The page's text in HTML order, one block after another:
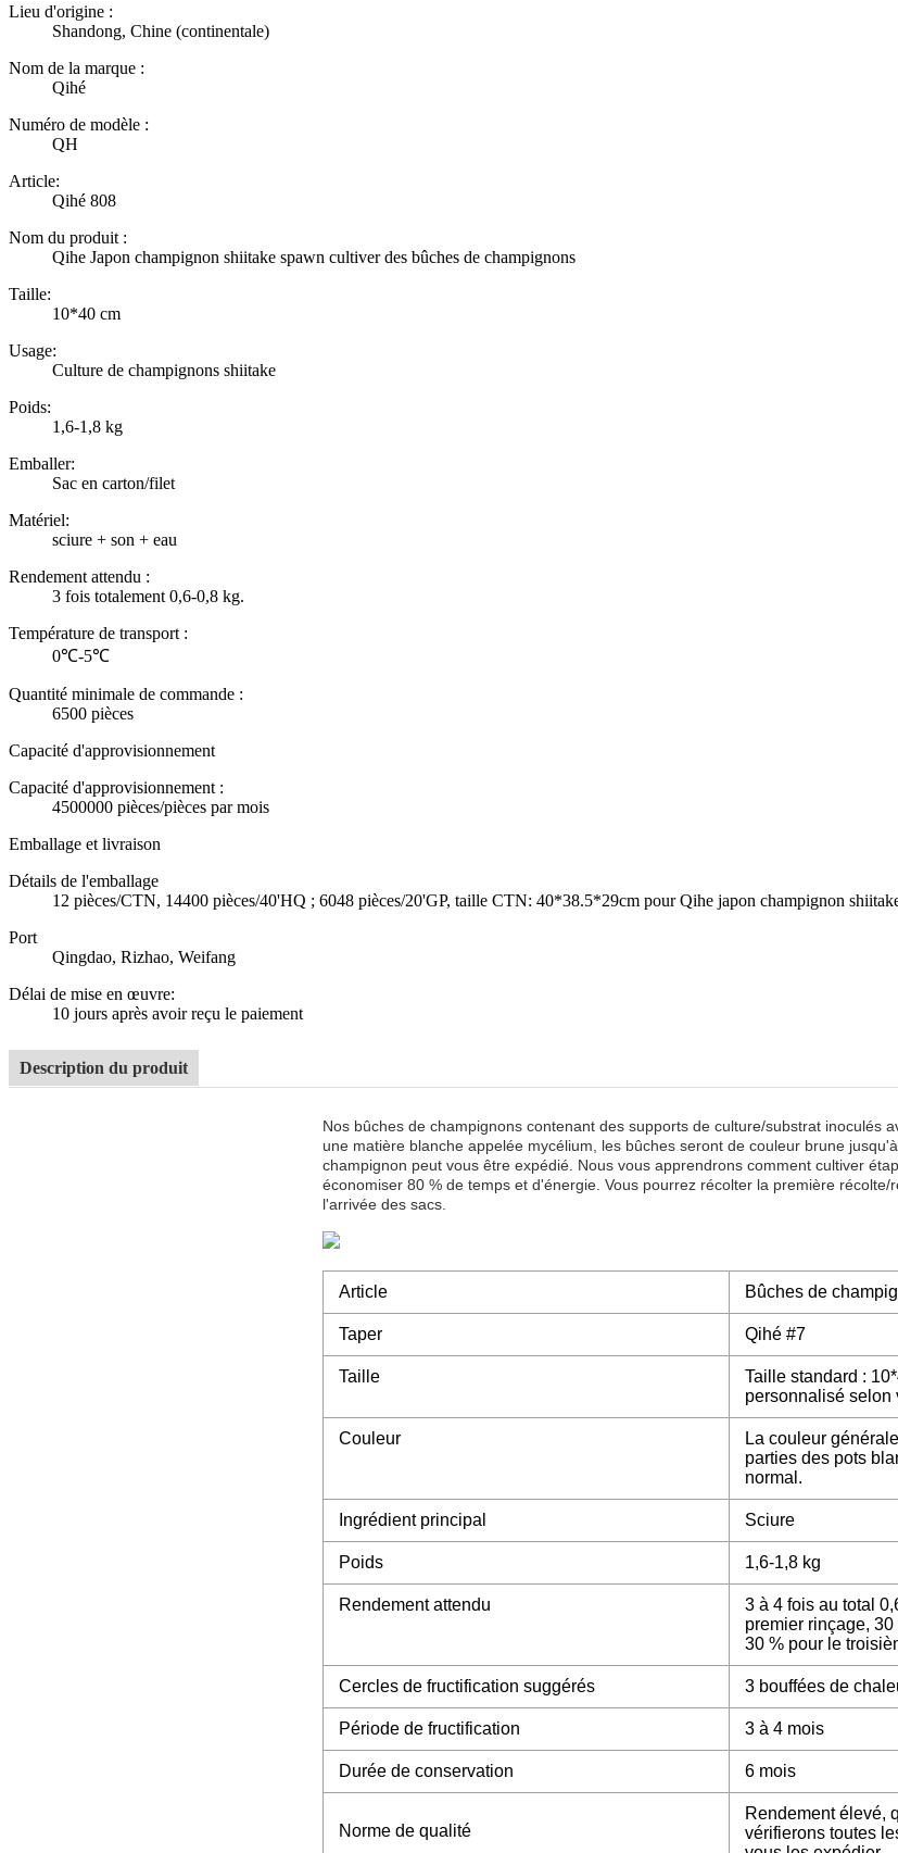
Lieu d'origine :
Shandong, Chine (continentale)
Nom de la marque :
Qihé
Numéro de modèle :
QH
Article:
Qihé 808
Nom du produit :
Qihe Japon champignon shiitake spawn cultiver des bûches de champignons
Taille:
10*40 cm
Usage:
Culture de champignons shiitake
Poids:
1,6-1,8 kg
Emballer:
Sac en carton/filet
Matériel:
sciure + son + eau
Rendement attendu :
3 fois totalement 0,6-0,8 kg.
Température de transport :
0℃-5℃
Quantité minimale de commande :
6500 pièces
Capacité d'approvisionnement
Capacité d'approvisionnement :
4500000 pièces/pièces par mois
Emballage et livraison
Détails de l'emballage
12 pièces/CTN, 14400 pièces/40'HQ ; 6048 pièces/20'GP, taille CTN: 40*38.5*29cm pour Qihe japon champignon
Port
Qingdao, Rizhao, Weifang
Délai de mise en œuvre:
10 jours après avoir reçu le paiement
Description du produit
Nos bûches de champignons contenant des supports de culture/substrat inoculés
une matière blanche appelée mycélium, les bûches seront de couleur brune
champignon peut vous être expédié. Nous vous apprendrons comment cultiver
économiser 80 % de temps et d'énergie. Vous pourrez récolter la première
l'arrivée des sacs.
Article Bûches de
Taper Qihé #7
Taille
Taille standard :
personnalisé selon
Couleur
La couleur
parties des pots
normal.
Ingrédient principal Sciure
Poids 1,6-1,8 kg
Rendement attendu
3 à 4 fois au total
premier rinçage,
30 % pour le
Cercles de fructification suggérés 3 bouffées de
Période de fructification 3 à 4 mois
Durée de conservation 6 mois
Norme de qualité
Rendement élevé,
vérifierons toutes